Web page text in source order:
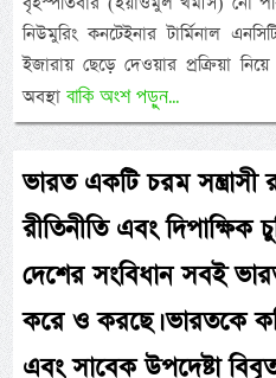
নিউমুরিং কনটেইনার টার্মিনাল
ইজারায় ছেড়ে দেওয়ার প্রক্রিয়া
অবস্থাবাকি অংশ পড়ুন...
ভারত একটি চরম সন্ত্রাসী
রীতিনীতি এবং
দেশের সংবিধান সবই
করে ও করছে। ভারতকে
এবং সাবেক উপদেষ্টা